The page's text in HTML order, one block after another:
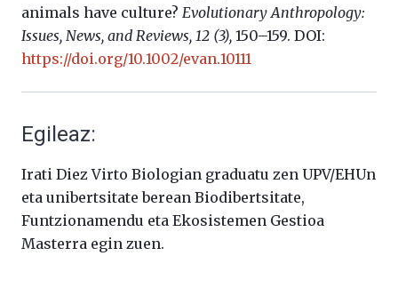
animals have culture? Evolutionary Anthropology:
Issues, News, and Reviews, 12 (3), 150–159. DOI:
https://doi.org/10.1002/evan.10111
Egileaz:
Irati Diez Virto Biologian graduatu zen UPV/EHUn
eta unibertsitate berean Biodibertsitate,
Funtzionamendu eta Ekosistemen Gestioa
Masterra egin zuen.